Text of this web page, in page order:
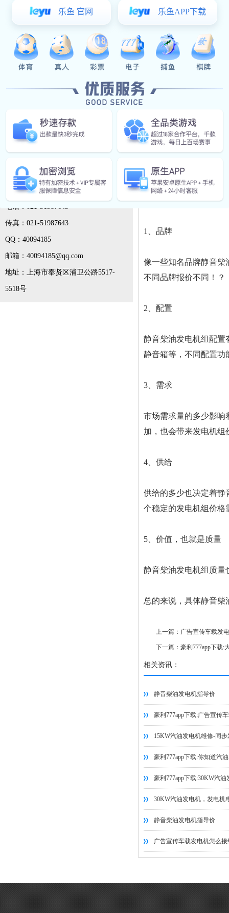
汽油/柴油抽水泵
移动拖车式柴油发电机
联系豪利777app下载
联系人：孙工
手机：18721405301(微信同号）
电话：021-51987643
传真：021-51987643
QQ：40094185
邮箱：40094185@qq.com
地址：上海市奉贤区浦卫公路5517-
5518号
静音柴油发电机组属非
较低，但由于其体积小
护、以及工厂、企业、
静音柴油发电机的价格
1、品牌
像一些知名品牌静音柴
不同品牌报价不同！？
2、配置
静音柴油发电机组配置
静音箱等，不同配置功
3、需求
市场需求量的多少影响
加，也会带来发电机
4、供给
供给的多少也决定着静
个稳定的发电机组价格
5、价值，也就是质量
静音柴油发电机组质量
总的来说，具体静音
上一篇： 广告宣传车载发
下一篇： 豪利777app下载:
相关资讯：
静音柴油发电机指导价
豪利777app下载:广告宣传
15KW汽油发电机维修-同
豪利777app下载:你知道汽
豪利777app下载:30KW汽
30KW汽油发电机，发电机
静音柴油发电机指导价
广告宣传车载发电机怎么接